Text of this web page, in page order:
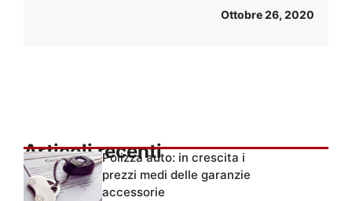
Ottobre 26, 2020
Articoli recentiPolizza auto: in crescita i
prezzi medi delle garanzie
accessorie